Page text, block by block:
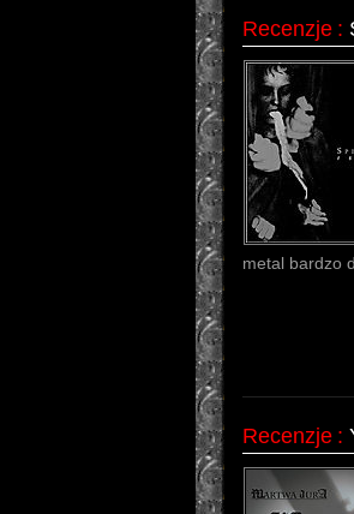
Recenzje :
metal bardzo
Recenzje :